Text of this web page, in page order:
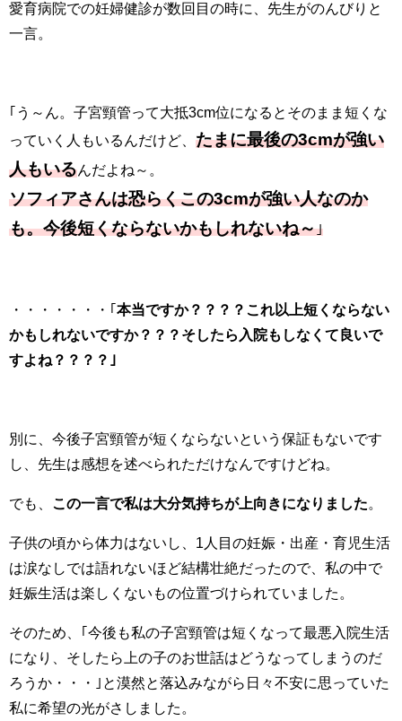
愛育病院での妊婦健診が数回目の時に、先生がのんびりと
一言。
｢う～ん。子宮頸管って大抵3cm位になるとそのまま短くな
っていく人もいるんだけど、 たまに最後の3cmが強い
人もいるんだよね～。
ソフィアさんは恐らくこの3cmが強い人なのか
も。今後短くならないかもしれないね～｣
・・・・・・・｢ 本当ですか？？？？これ以上短くならない
かもしれないですか？？？そしたら入院もしなくて良いで
すよね？？？？｣
別に、今後子宮頸管が短くならないという保証もないです
し、先生は感想を述べられただけなんですけどね。
でも、 この一言で私は大分気持ちが上向きになりました。
子供の頃から体力はないし、1人目の妊娠・出産・育児生活
は涙なしでは語れないほど結構壮絶だったので、私の中で
妊娠生活は楽しくないもの位置づけられていました。
そのため、｢今後も私の子宮頸管は短くなって最悪入院生活
になり、そしたら上の子のお世話はどうなってしまうのだ
ろうか・・・｣と漠然と落込みながら日々不安に思っていた
私に希望の光がさしました。